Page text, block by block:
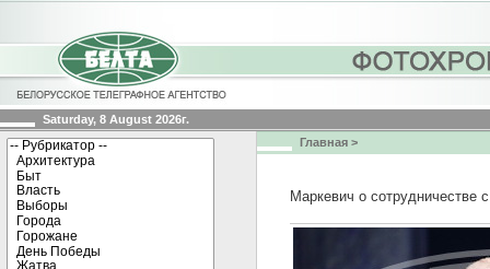
Saturday, 8 August 2026г.
Главная >
Маркевич о сотрудничестве